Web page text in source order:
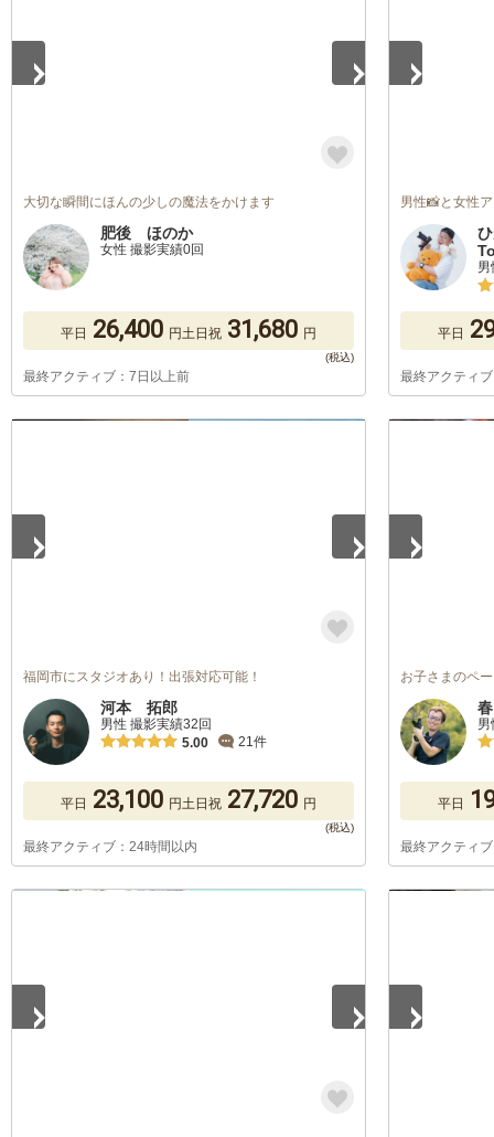
大切な瞬間にほんの少しの魔法をかけます
肥後 ほのか
女性 撮影実績0回
平日 26,400 円土日祝 31,680 円
最終アクティブ：7日以上前
男性📸と女性
平日
最終アクティ
福岡市にスタジオあり！出張対応可能！
河本 拓郎
男性 撮影実績32回
5.00
21件
平日 23,100 円土日祝 27,720 円
最終アクティブ：24時間以内
お子さまのペ
平日
最終アクティ